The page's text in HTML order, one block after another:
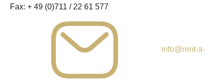
Fax: + 49 (0)711 / 22 61 577
info@rent-a-